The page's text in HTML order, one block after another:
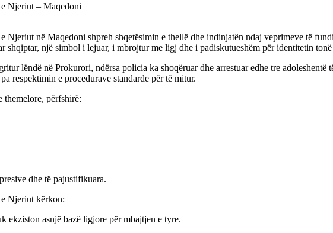
Njeriut – Maqedoni
Njeriut në Maqedoni shpreh shqetësimin e thellë dhe indinjatën ndaj veprimeve të
shqiptar, një simbol i lejuar, i mbrojtur me ligj dhe i padiskutueshëm për identitetin tonë
lëndë në Prokurori, ndërsa policia ka shoqëruar dhe arrestuar edhe tre
respektimin e procedurave standarde për të mitur.
themelore, përfshirë:
dhe të pajustifikuara.
Njeriut kërkon:
ekziston asnjë bazë ligjore për mbajtjen e tyre.